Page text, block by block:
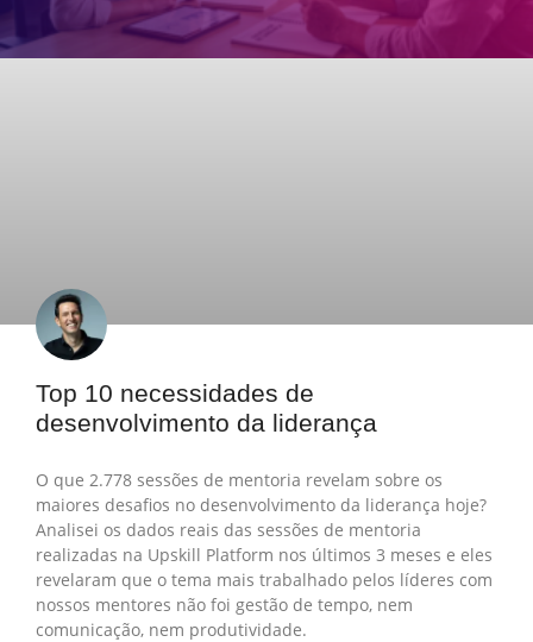
Top 10 necessidades de
desenvolvimento da liderança
O que 2.778 sessões de mentoria revelam sobre os
maiores desafios no desenvolvimento da liderança hoje?
Analisei os dados reais das sessões de mentoria
realizadas na Upskill Platform nos últimos 3 meses e eles
revelaram que o tema mais trabalhado pelos líderes com
nossos mentores não foi gestão de tempo, nem
comunicação, nem produtividade.